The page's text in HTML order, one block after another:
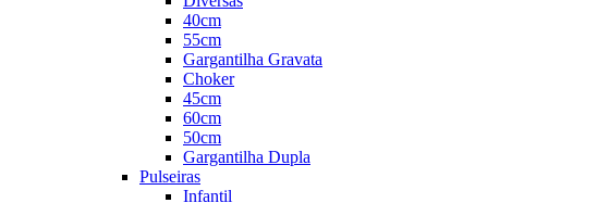
40cm
55cm
Gargantilha Gravata
Choker
45cm
60cm
50cm
Gargantilha Dupla
Pulseiras
Infantil